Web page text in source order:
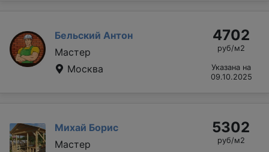
Бельский Антон
Мастер
Москва
4702
руб/м2
Указана на
09.10.2025
Михай Борис
Мастер
5302
руб/м2